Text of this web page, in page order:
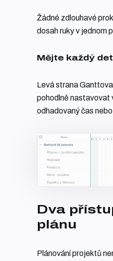
Žádné zdlouhavé
dosah ruky v jednom
Mějte každý
Levá strana
pohodlně nastavovat
odhadovaný čas
Dva
plánu
Plánování projektů